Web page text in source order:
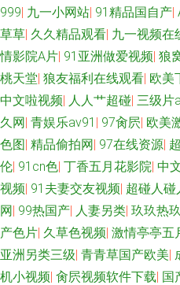
999| 九一小网站| 91精品国自产|
草草| 久久精品观看| 九一视频在
情影院A片| 91亚洲做爱视频| 狼
桃天堂| 狼友福利在线观看| 欧美
中文啦视频| 人人艹超碰| 三级片
久网| 青娱乐av91 | 97肏屄| 欧美
色图| 精品偷拍网| 97在线资源|
伦| 91cn色| 丁香五月花影院| 中
视频| 91夫妻交友视频| 超碰人碰
网| 99热国产| 人妻另类| 玖玖热
产色片| 久草色视频| 激情亭亭五
亚洲另类三级| 青青草国产欧美|
机小视频| 肏屄视频软件下载| 国